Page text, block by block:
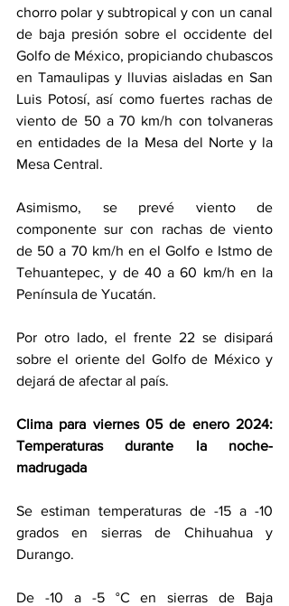
chorro polar y subtropical y con un canal
de baja presión sobre el occidente del
Golfo de México, propiciando chubascos
en Tamaulipas y lluvias aisladas en San
Luis Potosí, así como fuertes rachas de
viento de 50 a 70 km/h con tolvaneras
en entidades de la Mesa del Norte y la
Mesa Central.
Asimismo, se prevé viento de
componente sur con rachas de viento
de 50 a 70 km/h en el Golfo e Istmo de
Tehuantepec, y de 40 a 60 km/h en la
Península de Yucatán.
Por otro lado, el frente 22 se disipará
sobre el oriente del Golfo de México y
dejará de afectar al país.
Clima para viernes 05 de enero 2024:
Temperaturas durante la noche-
madrugada
Se estiman temperaturas de -15 a -10
grados en sierras de Chihuahua y
Durango.
De -10 a -5 °C en sierras de Baja